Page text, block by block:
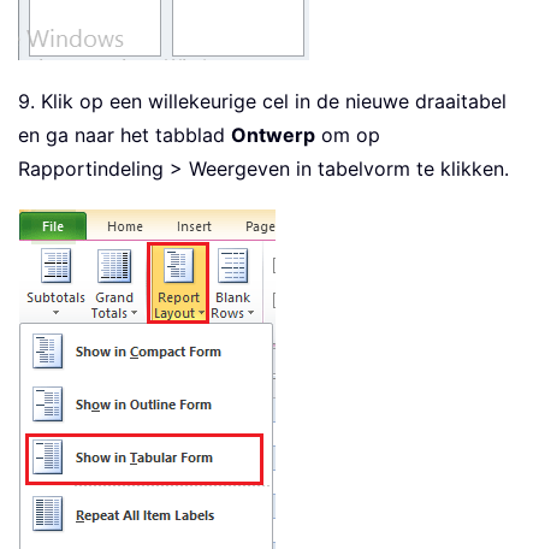
9. Klik op een willekeurige cel in de nieuwe draaitabel
en ga naar het tabblad Ontwerp om op
Rapportindeling > Weergeven in tabelvorm te klikken.